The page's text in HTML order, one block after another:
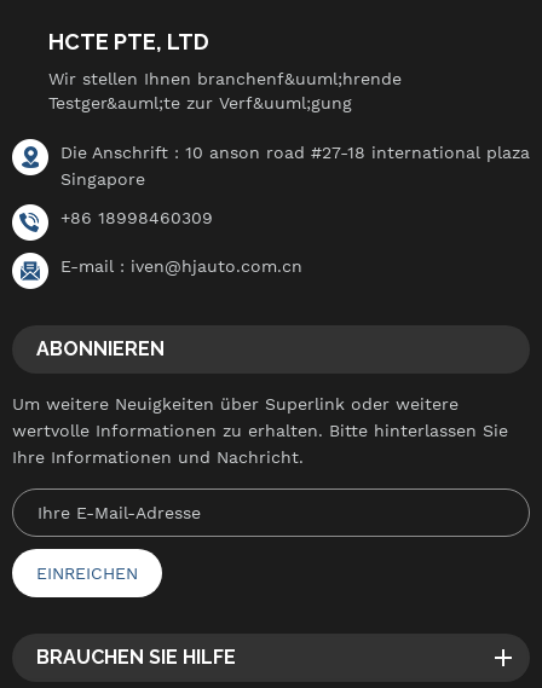
HCTE PTE, LTD
Wir stellen Ihnen branchenf&uuml;hrende
Testger&auml;te zur Verf&uuml;gung
Die Anschrift : 10 anson road #27-18 international plaza
Singapore
+86 18998460309
E-mail : iven@hjauto.com.cn
ABONNIEREN
Um weitere Neuigkeiten über Superlink oder weitere
wertvolle Informationen zu erhalten. Bitte hinterlassen Sie
Ihre Informationen und Nachricht.
BRAUCHEN SIE HILFE